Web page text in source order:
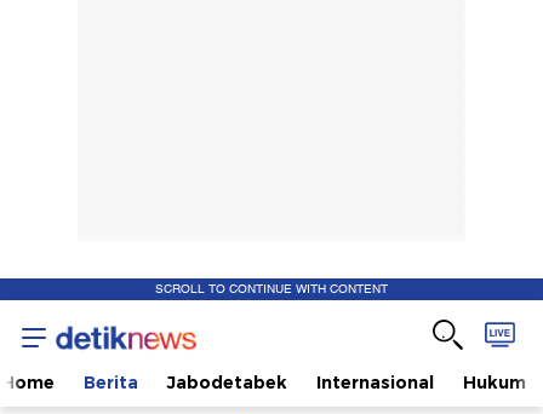
SCROLL TO CONTINUE WITH CONTENT
Home Berita Jabodetabek Internasional Hukum